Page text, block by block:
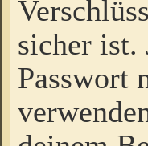
sicher ist.
Passwort